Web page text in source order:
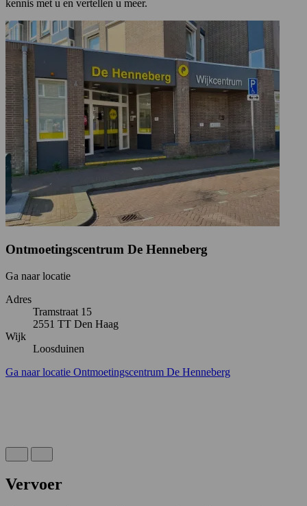
kennis met u en vertellen u meer.
Ontmoetingscentrum De Henneberg
Ga naar locatie
Adres
Tramstraat 15
2551 TT Den Haag
Wijk
Loosduinen
Ga naar locatie Ontmoetingscentrum De Henneberg
Vervoer